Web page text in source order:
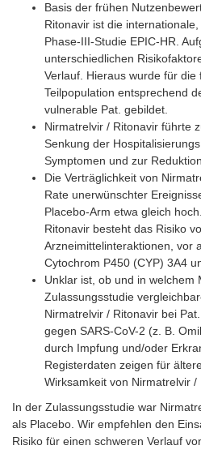
Basis der frühen
Ritonavir ist die
Phase-III-Studie EPIC-HR.
unterschiedlichen
Verlauf. Hieraus wurde für
Teilpopulation entsprechend
vulnerable Pat. gebildet.
Nirmatrelvir / Ritonavir führte
Senkung der
Symptomen und zur
Die Verträglichkeit von
Rate unerwünschter
Placebo-Arm etwa gleich
Ritonavir besteht das Risiko
Arzneimittelinteraktionen, vor
Cytochrom P450 (CYP) 3A4
Unklar ist, ob und in welchem
Zulassungsstudie
Nirmatrelvir / Ritonavir bei
gegen SARS-CoV-2 (z. B.
durch Impfung und/oder
Registerdaten zeigen für
Wirksamkeit von Nirmatrelvir /
In der Zulassungsstudie war
als Placebo. Wir empfehlen den
Risiko für einen schweren Verlauf